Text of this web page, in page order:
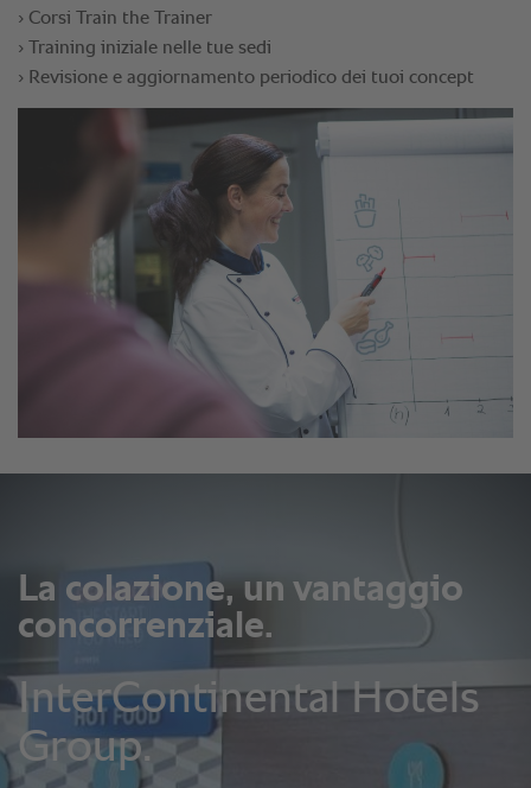
› Corsi Train the Trainer
› Training iniziale nelle tue sedi
› Revisione e aggiornamento periodico dei tuoi concept